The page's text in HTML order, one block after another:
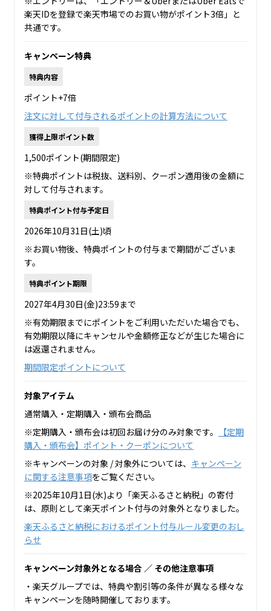
楽天IDを登録で楽天市場でのお買い物がポイント3倍」と
共通です。
キャンペーン特典
特典内容
ポイント+7倍
注文に対して付与されるポイントの計算方法について
獲得上限ポイント数
1,500ポイント(期間限定)
※特典ポイントは税抜、送料別、クーポン適用後の金額に
対して付与されます。
特典ポイント付与予定日
2026年10月31日(土)頃
※お買い物後、特典ポイントの付与まで期間がございま
す。
特典ポイント期限
2027年4月30日(金)23:59まで
※有効期限までにポイントをご利用いただいた場合でも、
有効期限以降にキャンセルや金額修正などが生じた場合に
は返還されません。
期間限定ポイントについて
対象アイテム
通常購入・定期購入・頒布会商品
※定期購入・頒布会は初回お届け分のみ対象です。
【定期
購入・頒布会】ポイント・クーポンについて
※キャンペーンの対象 / 対象外については、 キャンペーン
に関する注意事項をご覧ください。
※2025年10月1日(水)より「楽天ふるさと納税」の寄付
は、原則として楽天ポイント付与の対象外となりました。
楽天ふるさと納税におけるポイント付与ルール変更のおし
らせ
キャンペーン対象外となる場合 ／ その他注意事項
・楽天グループでは、特典や割引等の条件が異なる様々な
キャンペーンを随時開催しております。